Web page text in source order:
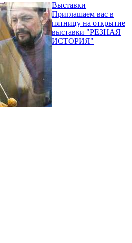
Выставки
Приглашаем вас в
пятницу на открытие
выставки "РЕЗНАЯ
ИСТОРИЯ"